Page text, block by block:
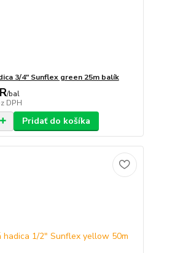
3/4" Sunflex green 25m balík
/bal
DPH
Pridať do košíka